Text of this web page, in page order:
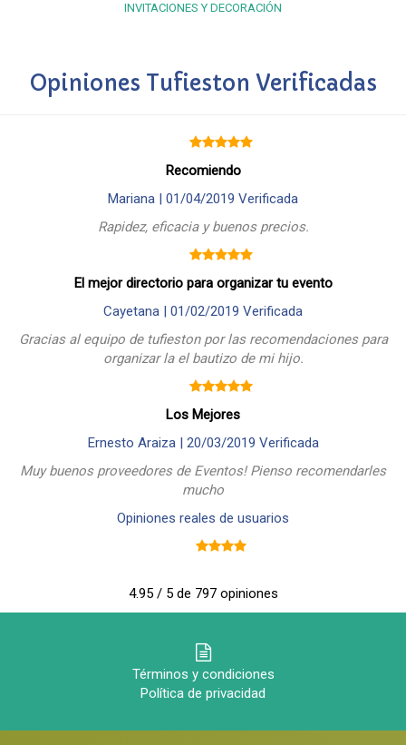
INVITACIONES Y DECORACIÓN
Opiniones Tufieston Verificadas
Recomiendo
Mariana | 01/04/2019 Verificada
Rapidez, eficacia y buenos precios.
El mejor directorio para organizar tu evento
Cayetana | 01/02/2019 Verificada
Gracias al equipo de tufieston por las recomendaciones para
organizar la el bautizo de mi hijo.
Los Mejores
Ernesto Araiza | 20/03/2019 Verificada
Muy buenos proveedores de Eventos! Pienso recomendarles
mucho
Opiniones reales de usuarios
4.95 / 5 de 797 opiniones
Términos y condiciones
Política de privacidad